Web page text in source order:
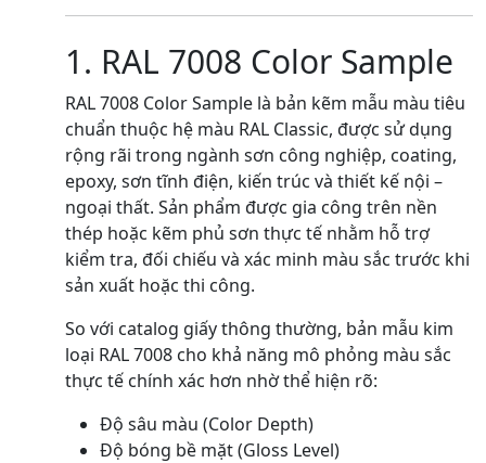
1. RAL 7008 Color Sample
RAL 7008 Color Sample là bản kẽm mẫu màu tiêu
chuẩn thuộc hệ màu RAL Classic, được sử dụng
rộng rãi trong ngành sơn công nghiệp, coating,
epoxy, sơn tĩnh điện, kiến trúc và thiết kế nội –
ngoại thất. Sản phẩm được gia công trên nền
thép hoặc kẽm phủ sơn thực tế nhằm hỗ trợ
kiểm tra, đối chiếu và xác minh màu sắc trước khi
sản xuất hoặc thi công.
So với catalog giấy thông thường, bản mẫu kim
loại RAL 7008 cho khả năng mô phỏng màu sắc
thực tế chính xác hơn nhờ thể hiện rõ:
Độ sâu màu (Color Depth)
Độ bóng bề mặt (Gloss Level)